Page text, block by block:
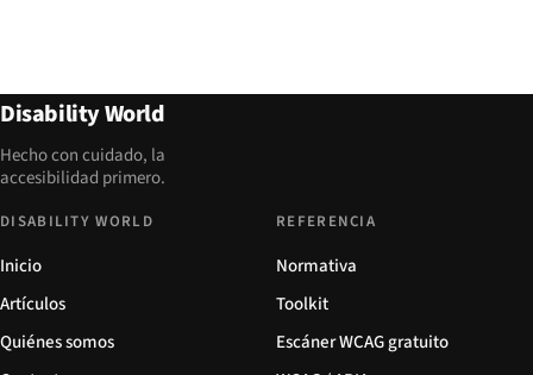
Disability World
Hecho con cuidado, la
accesibilidad primero.
DISABILITY WORLD
Inicio
Artículos
Quiénes somos
REFERENCIA
Normativa
Toolkit
Escáner WCAG gratuito